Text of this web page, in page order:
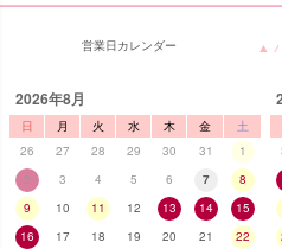
▲
営業日カレンダー
2026年8月
日 月 火 水 木 金
土
26
27 28 29 30 31
1
2
3 4 5 6 7
8
9
10 11 12 13 14
15
16
17 18 19 20 21
22